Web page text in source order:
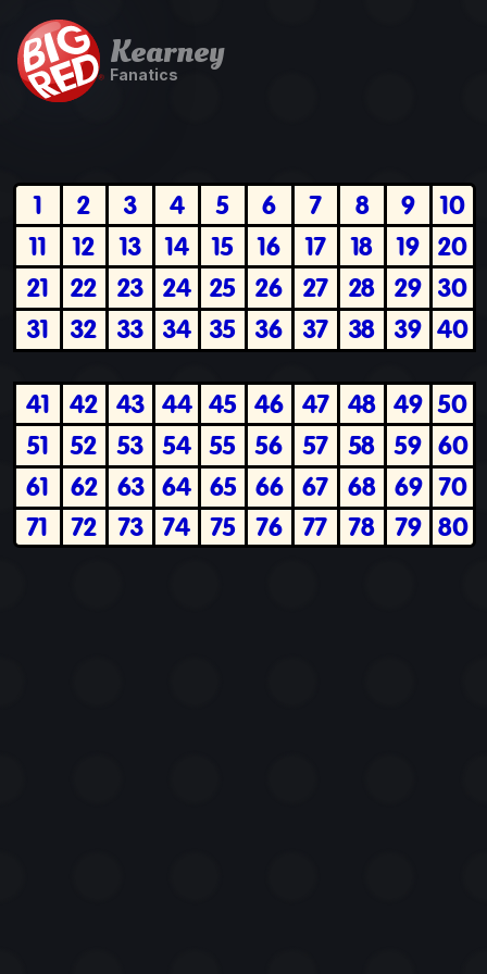
Kearney
Fanatics
1 2 3 4 5 6 7 8 9
10
11
12 13 14 15 16 17 18 19 20
21
22 23 24 25 26 27 28 29 30
31
32 33 34 35 36 37 38 39 40
41 42 43 44 45 46 47 48 49 50
51
52 53 54 55 56 57 58 59 60
61
62 63 64 65 66 67 68 69 70
71
72 73 74 75 76 77 78 79 80